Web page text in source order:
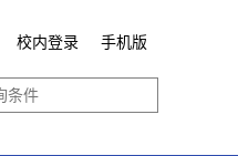
校内登录 手机版